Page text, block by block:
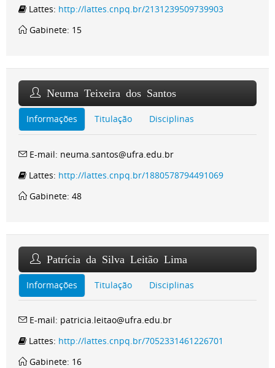
Lattes: http://lattes.cnpq.br/2131239509739903
Gabinete: 15
Neuma Teixeira dos Santos
Informações Titulação Disciplinas
E-mail: neuma.santos@ufra.edu.br
Lattes: http://lattes.cnpq.br/1880578794491069
Gabinete: 48
Patrícia da Silva Leitão Lima
Informações Titulação Disciplinas
E-mail: patricia.leitao@ufra.edu.br
Lattes: http://lattes.cnpq.br/7052331461226701
Gabinete: 16